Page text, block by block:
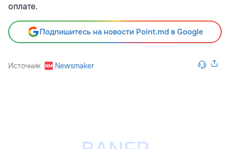
оплате.
Подпишитесь на новости Point.md в Google
Источник Newsmaker